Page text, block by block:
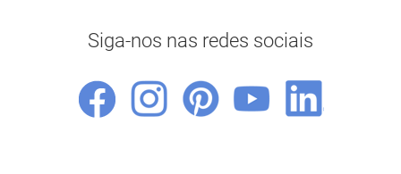
Siga-nos nas redes sociais